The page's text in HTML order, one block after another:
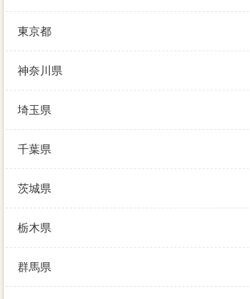
東京都
神奈川県
埼玉県
千葉県
茨城県
栃木県
群馬県